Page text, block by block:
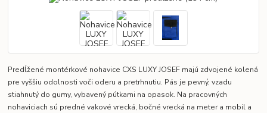
Predĺžené montérkové nohavice CXS LUXY JOSEF majú zdvojené kolená
pre vyššiu odolnosti voči oderu a pretrhnutiu. Pás je pevný, vzadu
stiahnutý do gumy, vybavený pútkami na opasok. Na pracovných
nohaviciach sú predné vakové vrecká, bočné vrecká na meter a mobil a